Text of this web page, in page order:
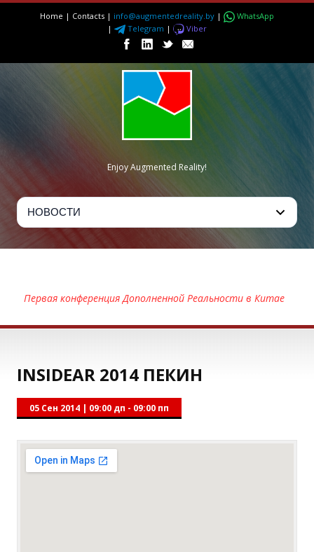
Home | Contacts | info@augmentedreality.by |
WhatsApp
|
Telegram | Viber
Enjoy Augmented Reality!
Первая конференция Дополненной Реальности в Китае
INSIDEAR 2014 ПЕКИН
05 Сен 2014 | 09:00 дп - 09:00 пп